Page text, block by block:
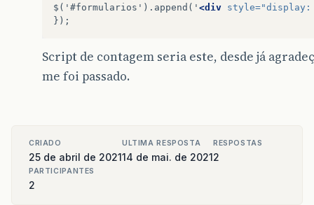
$('#formularios').append(' <div style=
Script de contagem seria este, desde já
me foi passado.
CRIADO
25 de abril de 2021
ULTIMA RESPOSTA
14 de mai. de 2021
RESPOSTAS
2
PARTICIPANTES
2